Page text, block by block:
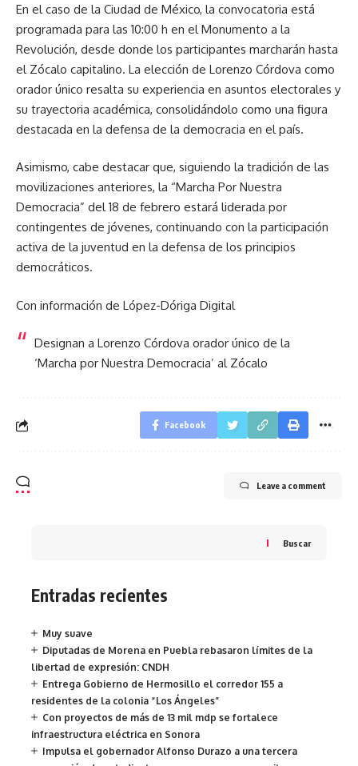
En el caso de la Ciudad de México, la convocatoria está
programada para las 10:00 h en el Monumento a la
Revolución, desde donde los participantes marcharán hasta
el Zócalo capitalino. La elección de Lorenzo Córdova como
orador único resalta su experiencia en asuntos electorales y
su trayectoria académica, consolidándolo como una figura
destacada en la defensa de la democracia en el país.
Asimismo, cabe destacar que, siguiendo la tradición de las
movilizaciones anteriores, la “Marcha Por Nuestra
Democracia” del 18 de febrero estará liderada por
contingentes de jóvenes, continuando con la participación
activa de la juventud en la defensa de los principios
democráticos.
Con información de López-Dóriga Digital
Designan a Lorenzo Córdova orador único de la
‘Marcha por Nuestra Democracia’ al Zócalo
Facebook
Leave a comment
Buscar
Entradas recientes
Muy suave
Diputadas de Morena en Puebla rebasaron límites de la
libertad de expresión: CNDH
Entrega Gobierno de Hermosillo el corredor 155 a
residentes de la colonia “Los Ángeles”
Con proyectos de más de 13 mil mdp se fortalece
infraestructura eléctrica en Sonora
Impulsa el gobernador Alfonso Durazo a una tercera